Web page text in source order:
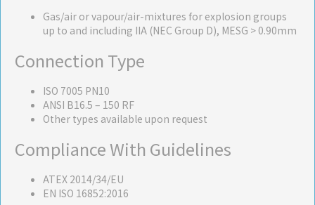
Gas/air or vapour/air-mixtures for explosion groups
up to and including IIA (NEC Group D), MESG > 0.90mm
Connection Type
ISO 7005 PN10
ANSI B16.5 – 150 RF
Other types available upon request
Compliance With Guidelines
ATEX 2014/34/EU
EN ISO 16852:2016